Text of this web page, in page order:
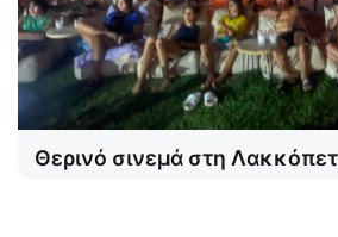
Θερινό σινεμά στη